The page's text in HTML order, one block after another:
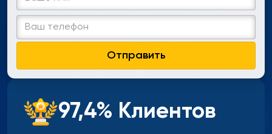
Отправить
97,4% Клиентов